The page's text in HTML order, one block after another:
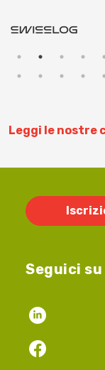
Leggi le nostre
Seguici su